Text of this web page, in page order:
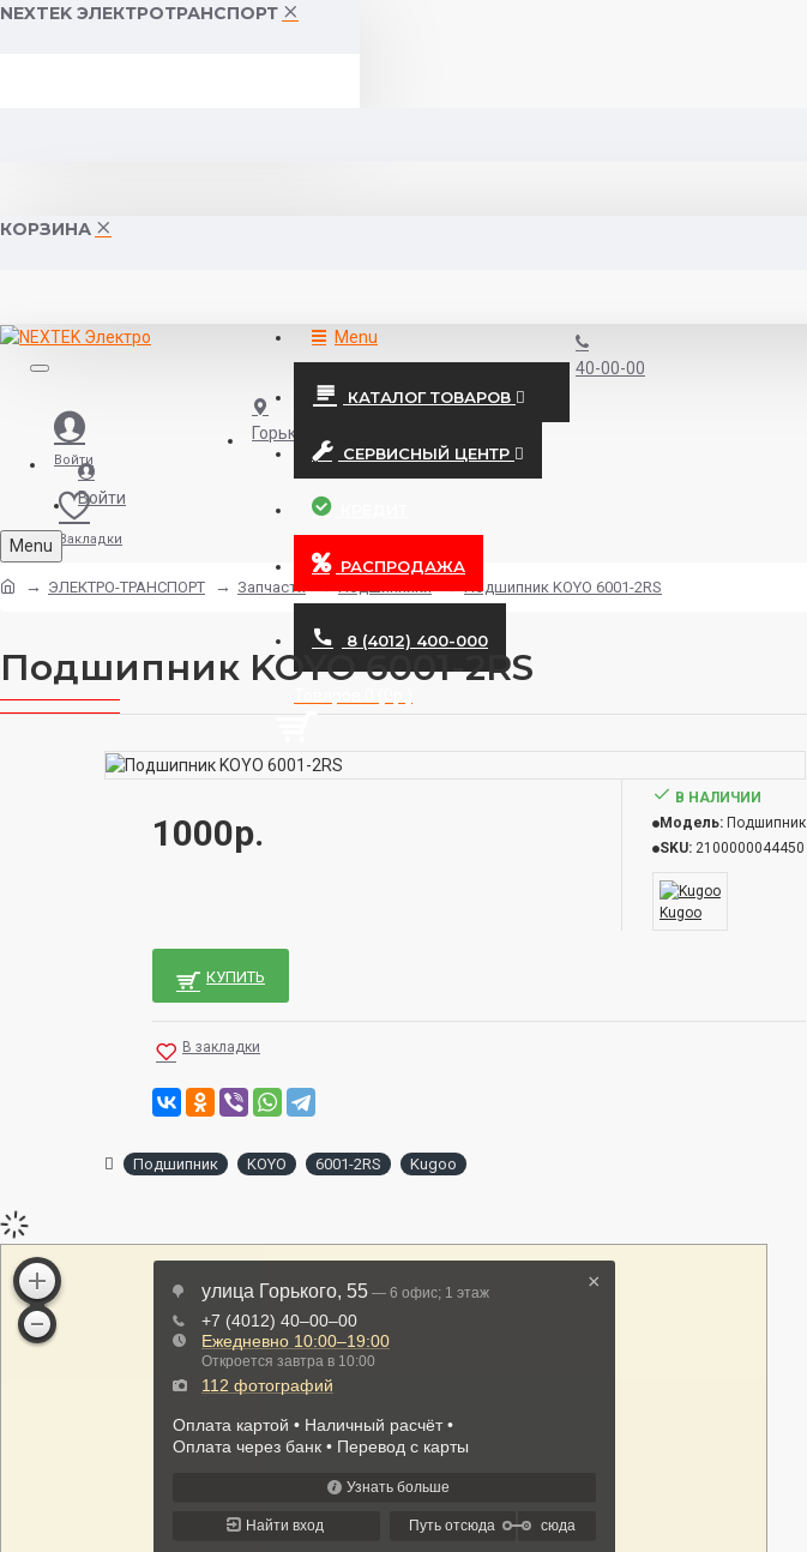
NEXTEK ЭЛЕКТРОТРАНСПОРТ
КОРЗИНА
Войти
Закладки
Menu
КАТАЛОГ ТОВАРОВ
СЕРВИСНЫЙ ЦЕНТР
РАСПРОДАЖА
8 (4012) 400-000
40-00-00
Горького 55 (10:00-19:00)
Войти
Menu
ЭЛЕКТРО-ТРАНСПОРТ Запчасти Подшипники Подшипник KOYO 6001-2RS
Подшипник KOYO 6001-2RS
1000р.
В НАЛИЧИИ
Модель: Подшипник
SKU: 2100000044450
Kugoo
КУПИТЬ
В закладки
Подшипник KOYO 6001-2RS Kugoo